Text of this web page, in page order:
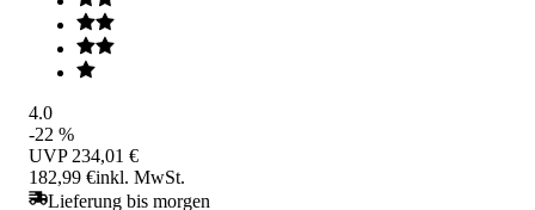
4.0
-22 %
UVP 234,01 €
182,99 €inkl. MwSt.
Lieferung bis morgen